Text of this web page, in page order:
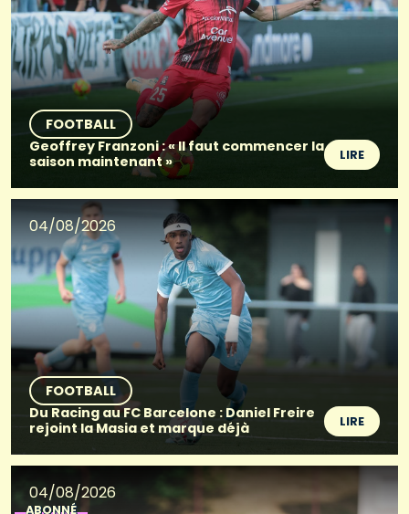
FOOTBALL
Geoffrey Franzoni : « Il faut commencer la
saison maintenant »
LIRE
04/08/2026
FOOTBALL
Du Racing au FC Barcelone : Daniel Freire
rejoint la Masia et marque déjà
LIRE
04/08/2026
ABONNÉ